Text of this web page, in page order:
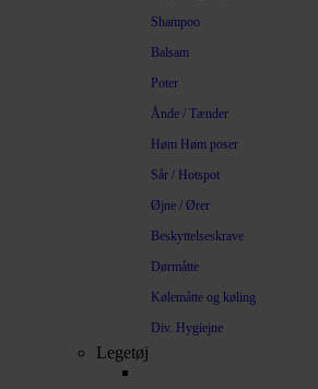
Shampoo
Balsam
Poter
Ånde / Tænder
Høm Høm poser
Sår / Hotspot
Øjne / Ører
Beskyttelseskrave
Dørmåtte
Kølemåtte og køling
Div. Hygiejne
Legetøj